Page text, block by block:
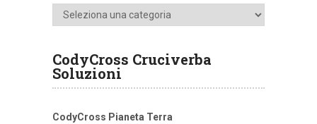
Categorie
CodyCross Cruciverba
Soluzioni
CodyCross Pianeta Terra